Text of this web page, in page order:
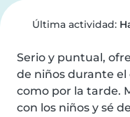
Última actividad:
Serio y puntual,
de niños durante
como por la tarde.
con los niños y sé